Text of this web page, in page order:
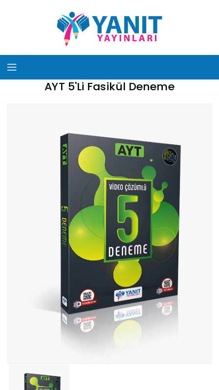
AYT 5'li Fasikül Deneme